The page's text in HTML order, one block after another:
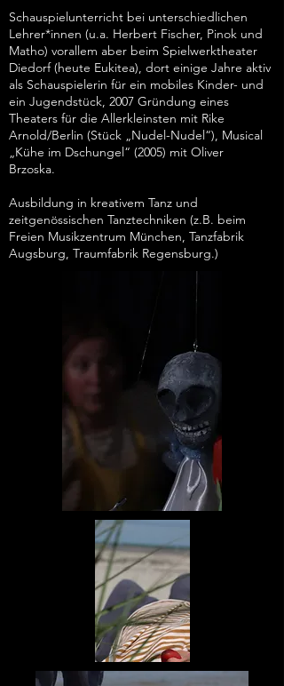
Schauspielunterricht bei unterschiedlichen
Lehrer*innen (u.a. Herbert Fischer, Pinok und
Matho) vorallem aber beim Spielwerktheater
Diedorf (heute Eukitea), dort einige Jahre aktiv
als Schauspielerin für ein mobiles Kinder- und
ein Jugendstück, 2007 Gründung eines
Theaters für die Allerkleinsten mit Rike
Arnold/Berlin (Stück „Nudel-Nudel“), Musical
„Kühe im Dschungel“ (2005) mit Oliver
Brzoska.
Ausbildung in kreativem Tanz und
zeitgenössischen Tanztechniken (z.B. beim
Freien Musikzentrum München, Tanzfabrik
Augsburg, Traumfabrik Regensburg.)